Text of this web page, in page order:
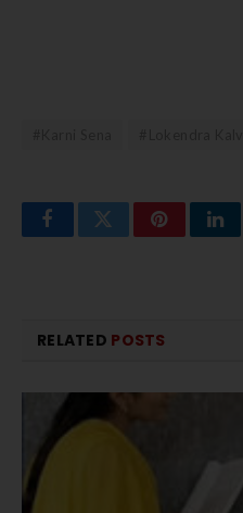
FacebookTwitterPinterest
RELATED POSTS